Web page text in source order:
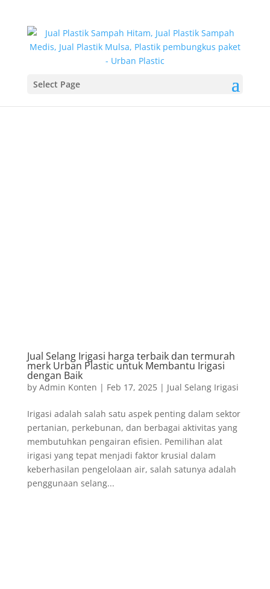
Select Page
Jual Selang Irigasi harga terbaik dan termurah
merk Urban Plastic untuk Membantu Irigasi
dengan Baik
by Admin Konten | Feb 17, 2025| Jual Selang Irigasi
Irigasi adalah salah satu aspek penting dalam sektor
pertanian, perkebunan, dan berbagai aktivitas yang
membutuhkan pengairan efisien. Pemilihan alat
irigasi yang tepat menjadi faktor krusial dalam
keberhasilan pengelolaan air, salah satunya adalah
penggunaan selang...